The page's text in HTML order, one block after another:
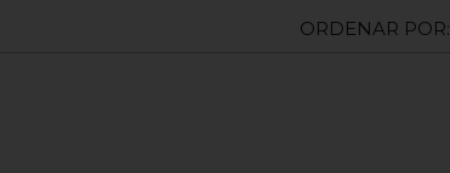
ORDENAR POR: